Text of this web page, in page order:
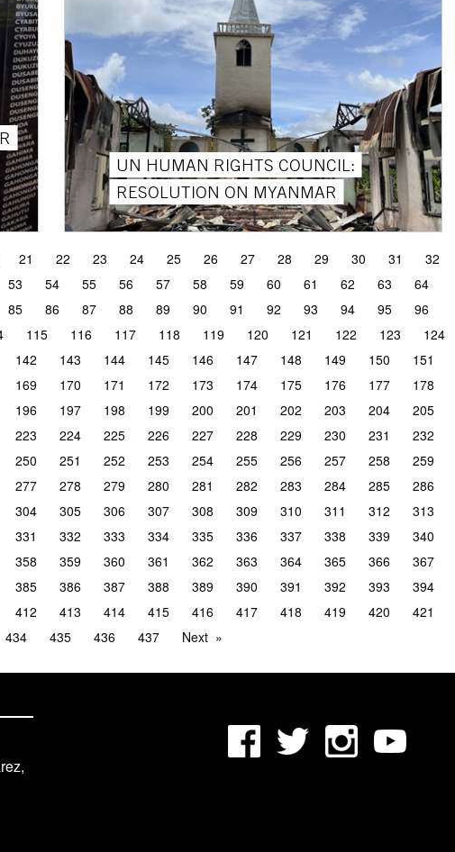
UN HUMAN RIGHTS COUNCIL:
RESOLUTION ON MYANMAR
21 22 23 24 25 26 27 28 29 30 31
32
53 54 55 56 57 58 59 60 61 62 63
64
85 86 87 88 89 90 91 92 93 94 95
96
115 116 117 118 119 120 121 122 123
124
142 143 144 145 146 147 148 149 150
151
169 170 171 172 173 174 175 176 177
178
196 197 198 199 200 201 202 203 204
205
223 224 225 226 227 228 229 230 231
232
250 251 252 253 254 255 256 257 258
259
277 278 279 280 281 282 283 284 285
286
304 305 306 307 308 309 310 311 312
313
331 332 333 334 335 336 337 338 339
340
358 359 360 361 362 363 364 365 366
367
385 386 387 388 389 390 391 392 393
394
412 413 414 415 416 417 418 419 420
421
434 435 436 437 Next